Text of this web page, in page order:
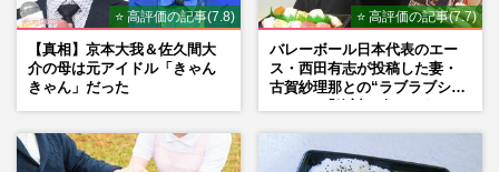
⭐ 高評価の記事(7.8)
【真相】京本大我＆佐久間大
介の母は元アイドル「きゃん
きゃん」だった
⭐ 高評価の記事(7.7)
バレーボール日本代表のエー
ス・西田有志が投稿した妻・
古賀紗理那との“ラブラブショ